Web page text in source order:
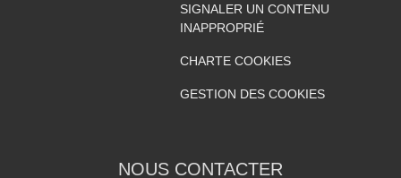
SIGNALER UN CONTENU
INAPPROPRIÉ
CHARTE COOKIES
GESTION DES COOKIES
NOUS CONTACTER